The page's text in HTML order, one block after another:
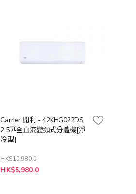
Carrier 開利 - 42KHG022DS
2.5匹全直流變頻式分體機[淨
冷型]
HK$10,980.0
特
殊
HK$5,980.0